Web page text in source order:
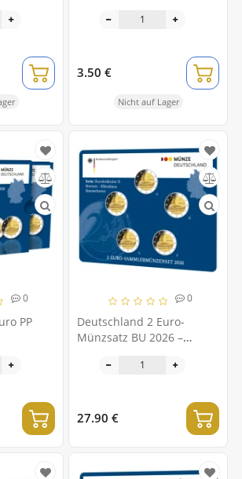
3.50 €
Nicht auf Lager
0
PP
0
Deutschland 2 Euro-
Münzsatz BU 2026 –
27.90 €